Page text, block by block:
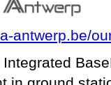
antwerp.be/